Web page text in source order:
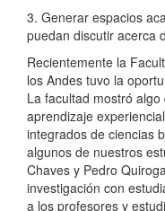
3. Generar espacios
puedan discutir acerca
Recientemente la
los Andes tuvo la
La facultad mostró
aprendizaje
integrados de ciencias
algunos de nuestros
Chaves y Pedro
investigación con
a los profesores y